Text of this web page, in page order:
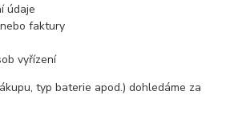
údaje
faktury
vyřízení
typ baterie apod.) dohledáme za